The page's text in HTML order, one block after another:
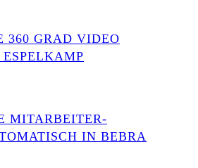
360 GRAD VIDEO
MITARBEITER-
IN BEBRA